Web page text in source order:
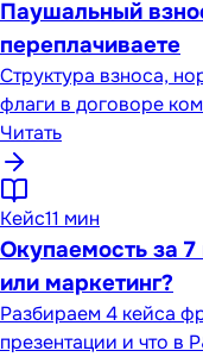
Паушальный
переплачиваете
Структура взноса,
флаги в договоре
Читать
Кейс11 мин
Окупаемость за
или маркетинг?
Разбираем 4 кейса
презентации и что в